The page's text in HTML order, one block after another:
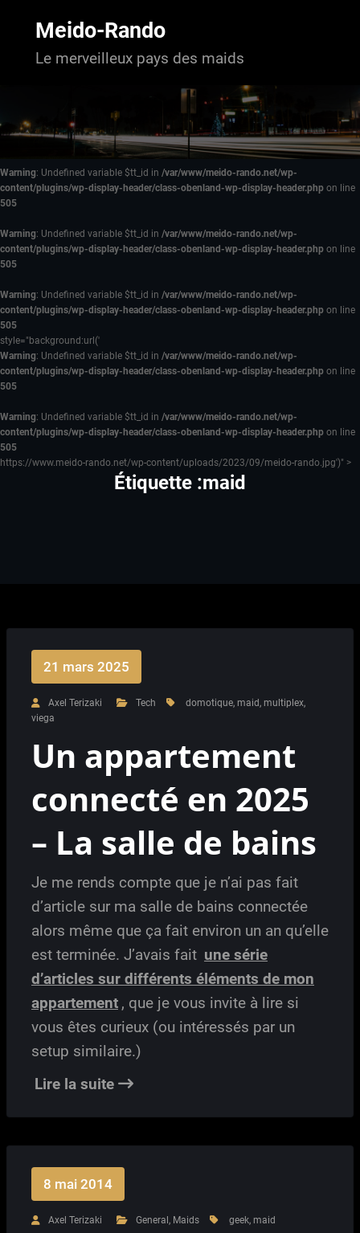
Meido-Rando
Le merveilleux pays des maids
Warning: Undefined variable $tt_id in /var/www/meido-rando.net/wp-
content/plugins/wp-display-header/class-obenland-wp-display-header.php on line
505
Warning: Undefined variable $tt_id in /var/www/meido-rando.net/wp-
content/plugins/wp-display-header/class-obenland-wp-display-header.php on line
505
Warning: Undefined variable $tt_id in /var/www/meido-rando.net/wp-
content/plugins/wp-display-header/class-obenland-wp-display-header.php on line
505
style="background:url('
Warning: Undefined variable $tt_id in /var/www/meido-rando.net/wp-
content/plugins/wp-display-header/class-obenland-wp-display-header.php on line
505
Warning: Undefined variable $tt_id in /var/www/meido-rando.net/wp-
content/plugins/wp-display-header/class-obenland-wp-display-header.php on line
505
https://www.meido-rando.net/wp-content/uploads/2023/09/meido-rando.jpg')" >
Étiquette :maid
21 mars 2025
Axel Terizaki Tech domotique, maid, multiplex,
viega
Un appartement
connecté en 2025
– La salle de bains
Je me rends compte que je n’ai pas fait
d’article sur ma salle de bains connectée
alors même que ça fait environ un an qu’elle
est terminée. J’avais fait une série
d’articles sur différents éléments de mon
appartement , que je vous invite à lire si
vous êtes curieux (ou intéressés par un
setup similaire.)
Lire la suite
8 mai 2014
Axel Terizaki General, Maids geek, maid